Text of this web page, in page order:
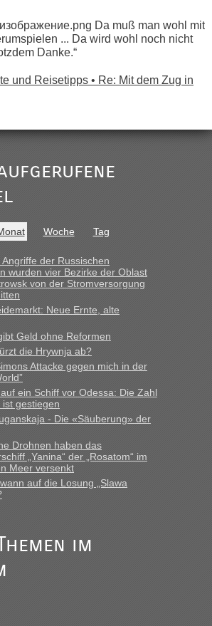
Da muß man wohl mit
... Da wird wohl noch nicht
Danke.“
und Reisetipps • Re: Mit dem Zug in
man hätte trotzdem im Text gleich
gemeint ...
immer ...
aber immer angezeigt "auf dieser
und Reisetipps • Re: Mit dem Zug in
dazu schreiben, daß es ein Zug von
nur auf deren Webseite kann man die
ist es die erste Umsteigefreie
Dokumente • Re: Deklaration
beim Zoll
Briefchen meiner Frau im Gepäck
wenn die Frau mit dabei ist.
stehen schließlich immer unter
Woche Tag
Angriffe der Russischen
wurden vier Bezirke der Oblast
von der Stromversorgung
Neue Ernte, alte
Geld ohne Reformen
die Hrywnja ab?
Attacke gegen mich in der
ein Schiff vor Odessa: Die Zahl
gestiegen
- Die «Säuberung» der
Drohnen haben das
„Yanina“ der „Rosatom“ im
Meer versenkt
auf die Losung „Slawa
im